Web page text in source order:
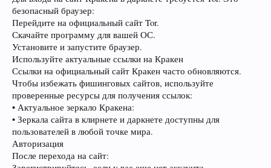
безопасный браузер:
Перейдите на официальный сайт Tor.
Скачайте программу для вашей ОС.
Установите и запустите браузер.
Используйте актуальные ссылки на Кракен
Ссылки на официальный сайт Кракен часто обновляются.
Чтобы избежать фишинговых сайтов, используйте
проверенные ресурсы для получения ссылок:
• Актуальное зеркало Кракена:
• Зеркала сайта в клирнете и даркнете доступны для
пользователей в любой точке мира.
Авторизация
После перехода на сайт: